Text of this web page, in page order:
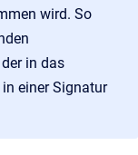
wird. So
in das
einer Signatur